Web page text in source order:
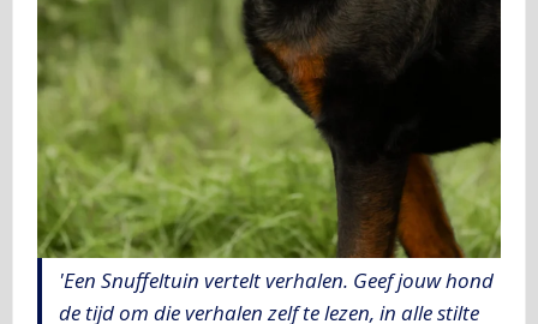
'Een Snuffeltuin vertelt verhalen. Geef jouw hond
de tijd om die verhalen zelf te lezen, in alle stilte